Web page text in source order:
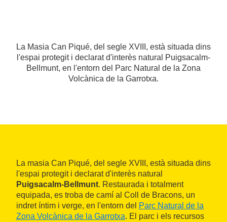
La Masia Can Piqué, del segle XVIII, està situada dins
l'espai protegit i declarat d'interès natural Puigsacalm-
Bellmunt, en l'entorn del Parc Natural de la Zona
Volcànica de la Garrotxa.
La masia Can Piqué, del segle XVIII, està situada dins
l'espai protegit i declarat d'interès natural
Puigsacalm-Bellmunt. Restaurada i totalment
equipada, es troba de camí al Coll de Bracons, un
indret íntim i verge, en l'entorn del Parc Natural de la
Zona Volcànica de la Garrotxa. El parc i els recursos